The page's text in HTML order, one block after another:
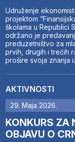
Udruženje
projektom
školama u Republici
održano je
preduzetništvo za
prvih, drugih i trećih
prošire svoja znanja
AKTIVNOSTI
29. Maja 2026.
KONKURS ZA
OBJAVU O